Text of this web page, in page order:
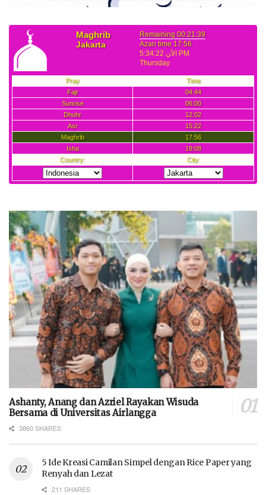
Ashanty, Anang dan Azriel Rayakan Wisuda
Bersama di Universitas Airlangga
3860 SHARES
5 Ide Kreasi Camilan Simpel dengan Rice Paper yang
Renyah dan Lezat
211 SHARES